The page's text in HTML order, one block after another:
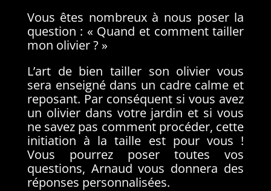
Vous êtes nombreux à nous poser la
question : « Quand et comment tailler
mon olivier ? »
L’art de bien tailler son olivier vous
sera enseigné dans un cadre calme et
reposant. Par conséquent si vous avez
un olivier dans votre jardin et si vous
ne savez pas comment procéder, cette
initiation à la taille est pour vous !
Vous pourrez poser toutes vos
questions, Arnaud vous donnera des
réponses personnalisées.